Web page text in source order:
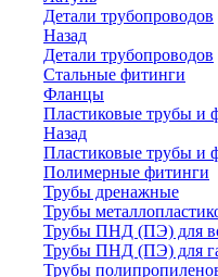
Детали трубопроводов
Назад
Детали трубопроводов
Стальные фитинги
Фланцы
Пластиковые трубы и
Назад
Пластиковые трубы и
Полимерные фитинги
Трубы дренажные
Трубы
Трубы ПНД (ПЭ) для
Трубы ПНД (ПЭ) для
Трубы